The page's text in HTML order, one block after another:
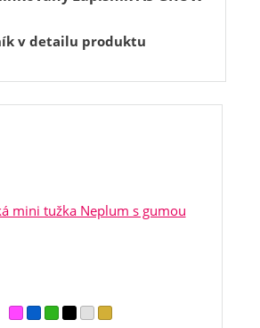
v detailu produktu